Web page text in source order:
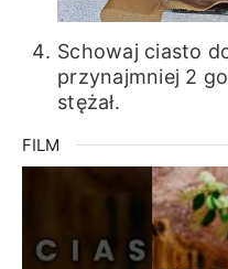
Schowaj ciasto
przynajmniej 2
stężał.
FILM